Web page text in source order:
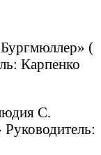
(
Карпенко
С.